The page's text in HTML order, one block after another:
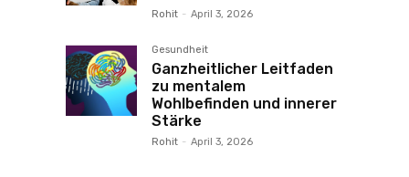
Rohit - April 3, 2026
Gesundheit
Ganzheitlicher Leitfaden
zu mentalem
Wohlbefinden und innerer
Stärke
Rohit - April 3, 2026